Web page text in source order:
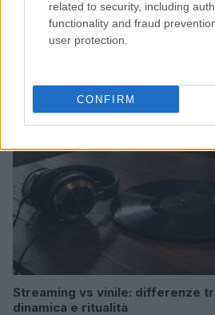
related to security, including
functionality and fraud
user protection.
CONFIRM
le supplenze scolastiche
Edoardo Marchesi · 5 Ago 2026
Streaming vs vinile: differenze
dinamica e ritualità